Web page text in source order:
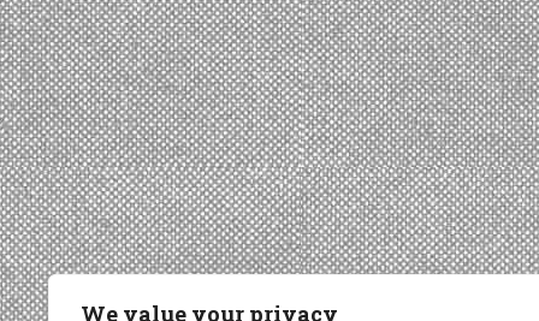
We value your privacy